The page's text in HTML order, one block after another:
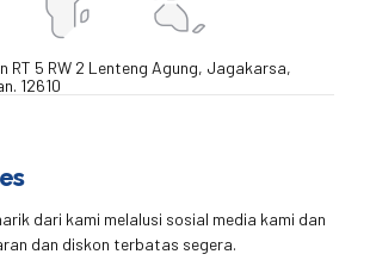
RT 5 RW 2 Lenteng Agung, Jagakarsa,
12610
dari kami melalusi sosial media kami dan
dan diskon terbatas segera.